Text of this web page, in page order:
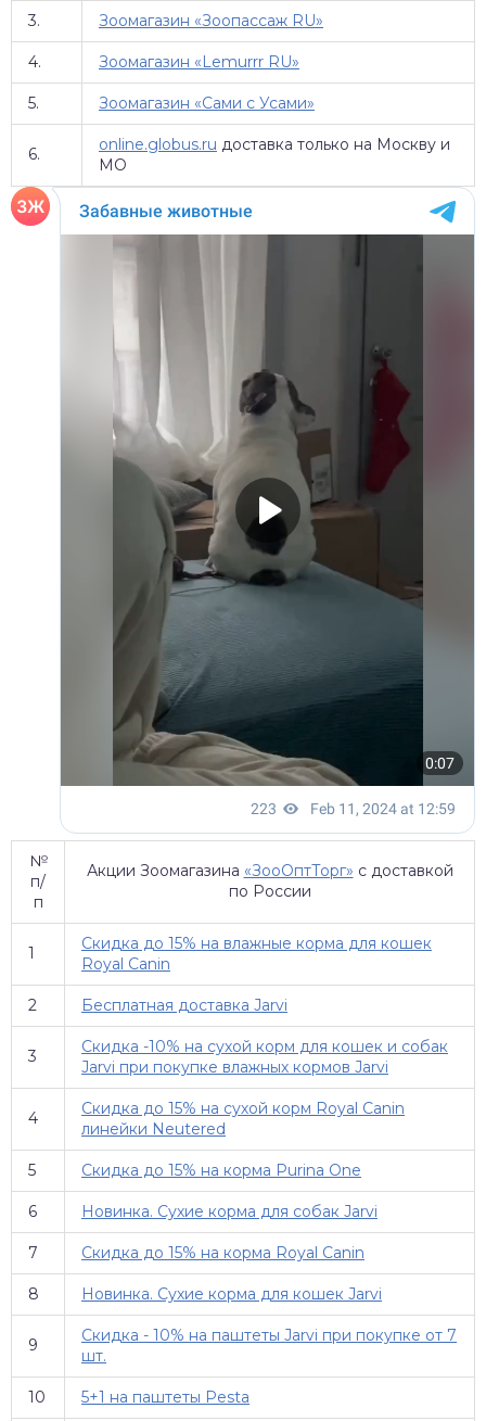
3. Зоомагазин «Зоопассаж RU»
4. Зоомагазин «Lemurrr RU»
5. Зоомагазин «Сами с Усами»
6. online.globus.ru доставка только на Москву и
МО
№
п/
п
Акции Зоомагазина «ЗооОптТорг» с доставкой
по России
1
Скидка до 15% на влажные корма для кошек
Royal Canin
2 Бесплатная доставка Jarvi
3
Скидка -10% на сухой корм для кошек и собак
Jarvi при покупке влажных кормов Jarvi
4
Скидка до 15% на сухой корм Royal Canin
линейки Neutered
5 Скидка до 15% на корма Purina One
6 Новинка. Сухие корма для собак Jarvi
7 Скидка до 15% на корма Royal Canin
8 Новинка. Сухие корма для кошек Jarvi
9
Скидка - 10% на паштеты Jarvi при покупке от 7
шт.
10 5+1 на паштеты Pesta